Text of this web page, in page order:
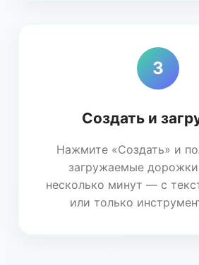
3
Создать и
Нажмите «Создать» и
загружаемые дорожки
несколько минут — с
или только